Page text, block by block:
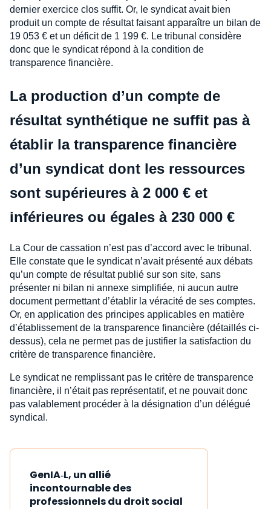
dernier exercice clos suffit. Or, le syndicat avait bien
produit un compte de résultat faisant apparaître un bilan de
19 053 € et un déficit de 1 199 €. Le tribunal considère
donc que le syndicat répond à la condition de
transparence financière.
La production d’un compte de
résultat synthétique ne suffit pas à
établir la transparence financière
d’un syndicat dont les ressources
sont supérieures à 2 000 € et
inférieures ou égales à 230 000 €
La Cour de cassation n’est pas d’accord avec le tribunal.
Elle constate que le syndicat n’avait présenté aux débats
qu’un compte de résultat publié sur son site, sans
présenter ni bilan ni annexe simplifiée, ni aucun autre
document permettant d’établir la véracité de ses comptes.
Or, en application des principes applicables en matière
d’établissement de la transparence financière (détaillés ci-
dessus), cela ne permet pas de justifier la satisfaction du
critère de transparence financière.
Le syndicat ne remplissant pas le critère de transparence
financière, il n’était pas représentatif, et ne pouvait donc
pas valablement procéder à la désignation d’un délégué
syndical.
GenIA‑L, un allié
incontournable des
professionnels du droit social